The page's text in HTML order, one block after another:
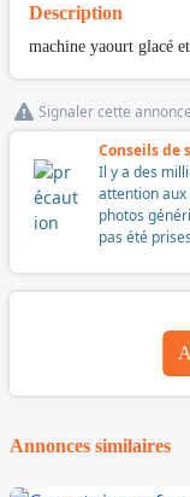
Description
machine yaourt glacé
Signaler cette annonce
Conseils de
Il y a des
attention
photos
pas été
Annonces similaires